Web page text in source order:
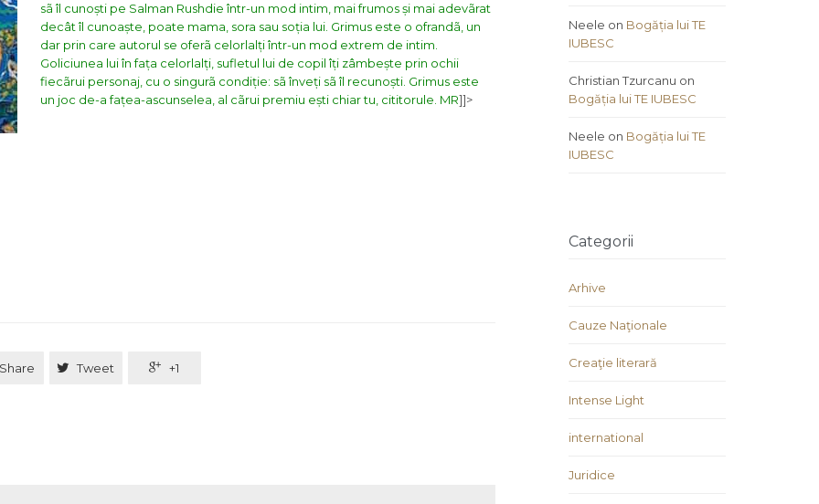
sã îl cunoști pe Salman Rushdie într-un mod intim, mai frumos și mai adevãrat
decât îl cunoaște, poate mama, sora sau soția lui. Grimus este o ofrandã, un
dar prin care autorul se oferã celorlalți într-un mod extrem de intim.
Goliciunea lui în fața celorlalți, sufletul lui de copil îți zâmbește prin ochii
fiecãrui personaj, cu o singurã condiție: sã înveți sã îl recunoști. Grimus este
un joc de-a fațea-ascunselea, al cãrui premiu ești chiar tu, cititorule. MR]]>
Share  Tweet  +1
Neele on Bogăția lui TE
IUBESC
Christian Tzurcanu on
Bogăția lui TE IUBESC
Neele on Bogăția lui TE
IUBESC
Categorii
Arhive
Cauze Naţionale
Creaţie literară
Intense Light
international
Juridice